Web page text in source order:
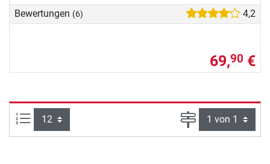
Bewertungen (6) 4,2
69,90 €
Artikel pro Seite: Seite